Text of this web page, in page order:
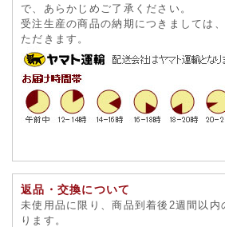
で、あらかじめご了承ください。
受注生産の商品の納期につきましては
ただきます。
返品・交換について
未使用品に限り、商品到着後2週間以内
ります。